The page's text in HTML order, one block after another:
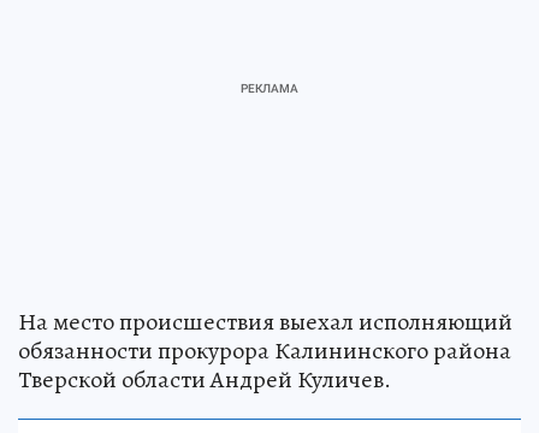
На место происшествия выехал исполняющий
обязанности прокурора Калининского района
Тверской области Андрей Куличев.